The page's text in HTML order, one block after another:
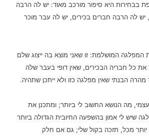
בבחירות היא סיפור מורכב מאוד: יש לה הרבה
לה הרבה חברים בכירים, יש לה עבר מוכר
המפלגה המושלמת: זו שאני מוצא בה ייצוג שלם
את כל חבריה הבכירים, שאין דופי בעבר שלה
הבנתי שאין מפלגה כזו ולא ייתכן שתהיה.
עצמי, מה הנושא החשוב לי ביותר; ומתכנן את
שיש לי אמון בהשפעה החיובית הגדולה ביותר
מכל, תזכה בקול שלי; גם אם חלק